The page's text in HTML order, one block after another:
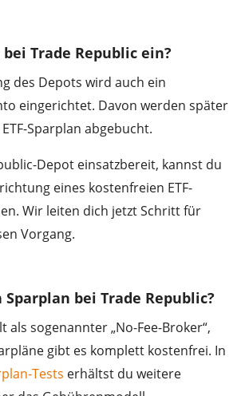
Trade Republic ein?
des Depots wird auch ein
eingerichtet. Davon werden später
Sparplan abgebucht.
Depot einsatzbereit, kannst du
eines kostenfreien ETF-
Wir leiten dich jetzt Schritt für
Vorgang.
bei Trade Republic?
als sogenannter „No-Fee-Broker“,
gibt es komplett kostenfrei. In
Tests erhältst du weitere